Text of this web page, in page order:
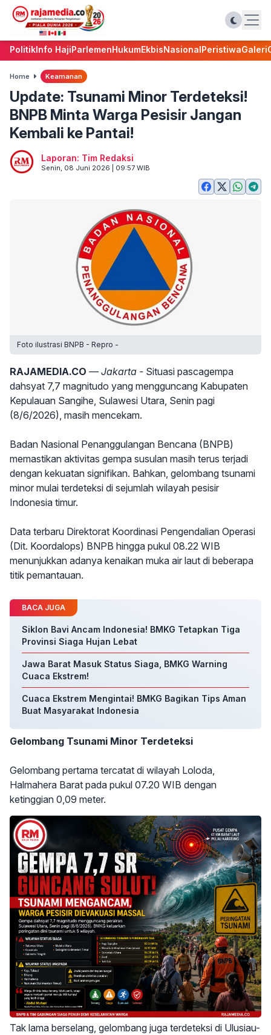
PolitikInfo HajiParlemenHukumEkbisNasionalPeristiwaGaleri
Home Keamanan
Update: Tsunami Minor Terdeteksi!
BNPB Minta Warga Pesisir Jangan
Kembali ke Pantai!
Laporan: Tim Redaksi
Senin, 08 Juni 2026 | 09:57 WIB
Foto ilustrasi BNPB - Repro -
RAJAMEDIA.CO — Jakarta - Situasi pascagempa
dahsyat 7,7 magnitudo yang mengguncang Kabupaten
Kepulauan Sangihe, Sulawesi Utara, Senin pagi
(8/6/2026), masih mencekam.
Badan Nasional Penanggulangan Bencana (BNPB)
memastikan aktivitas gempa susulan masih terus terjadi
dengan kekuatan signifikan. Bahkan, gelombang tsunami
minor mulai terdeteksi di sejumlah wilayah pesisir
Indonesia timur.
Data terbaru Direktorat Koordinasi Pengendalian Operasi
(Dit. Koordalops) BNPB hingga pukul 08.22 WIB
menunjukkan adanya kenaikan muka air laut di beberapa
titik pemantauan.
BACA JUGA
Siklon Bavi Ancam Indonesia! BMKG Tetapkan Tiga
Provinsi Siaga Hujan Lebat
Jawa Barat Masuk Status Siaga, BMKG Warning
Cuaca Ekstrem!
Cuaca Ekstrem Mengintai! BMKG Bagikan Tips Aman
Buat Masyarakat Indonesia
Gelombang Tsunami Minor Terdeteksi
Gelombang pertama tercatat di wilayah Loloda,
Halmahera Barat pada pukul 07.20 WIB dengan
ketinggian 0,09 meter.
Tak lama berselang, gelombang juga terdeteksi di Ulusiau-